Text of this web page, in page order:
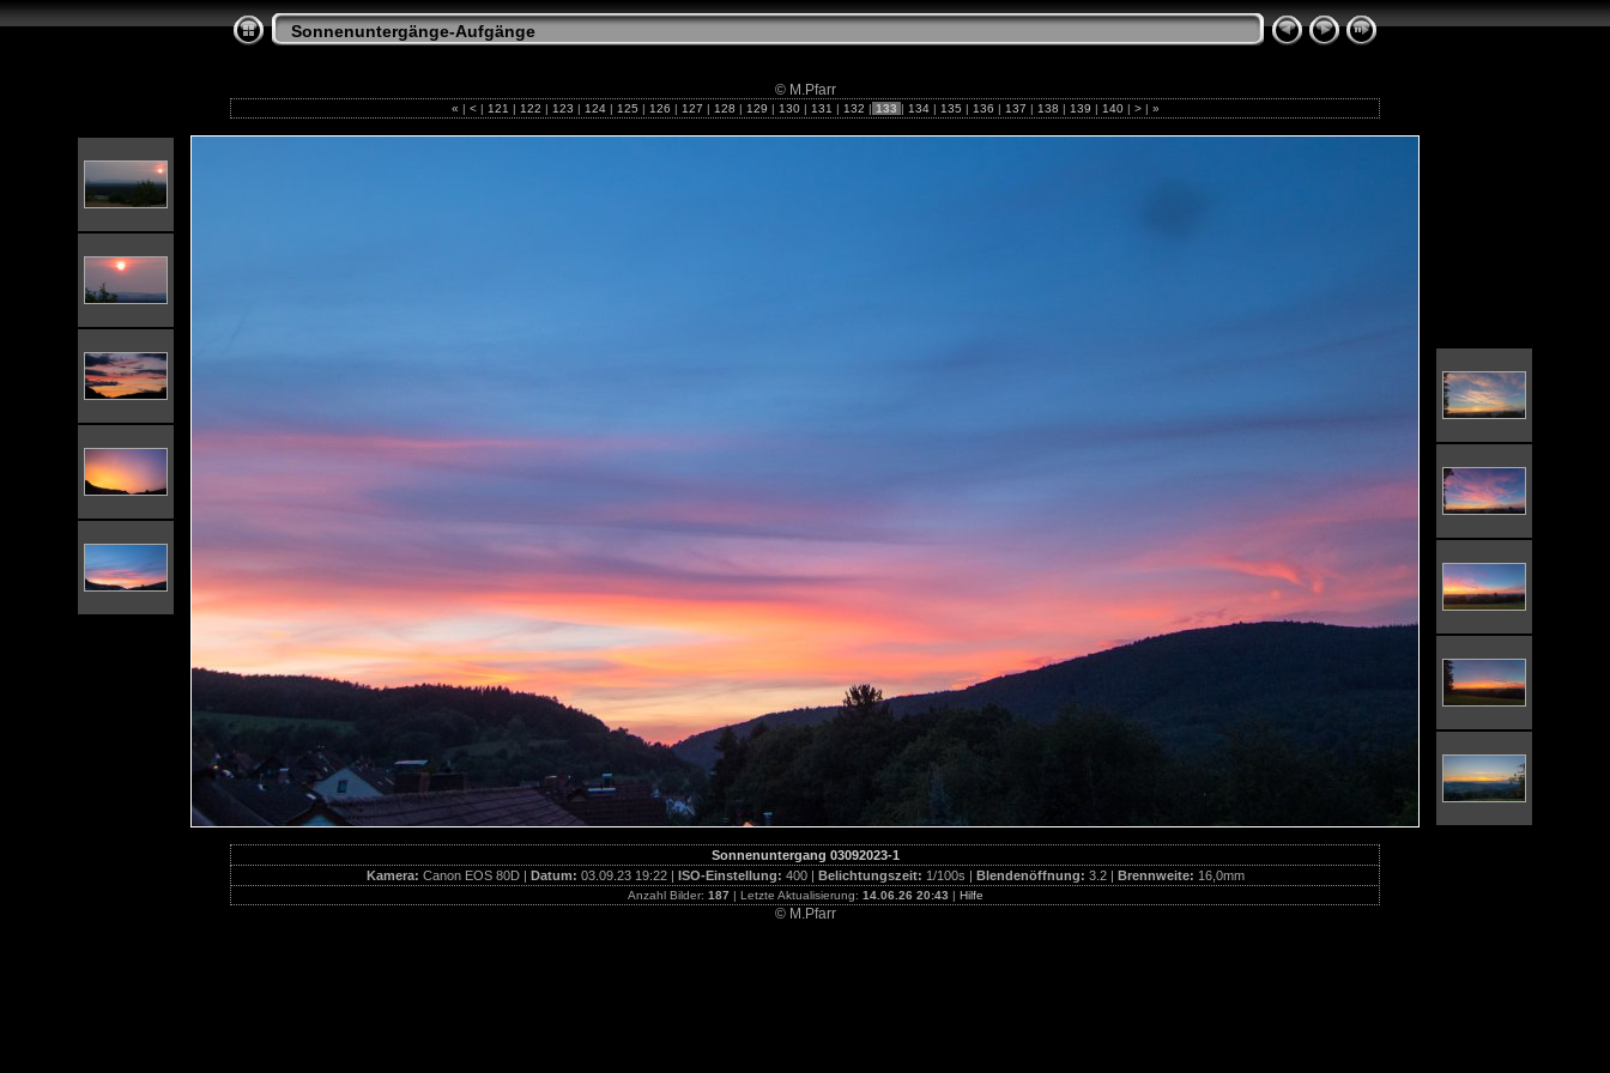
Sonnenuntergänge-Aufgänge
© M.Pfarr
« | < | 121 | 122 | 123 | 124 | 125 | 126 | 127 | 128 | 129 | 130 | 131 | 132 | 133 | 134 | 135 | 136 | 137 | 138 | 139 | 140 | > | »
Sonnenuntergang 03092023-1
Kamera: Canon EOS 80D | Datum: 03.09.23 19:22 | ISO-Einstellung: 400 | Belichtungszeit: 1/100s | Blendenöffnung: 3.2 | Brennweite: 16,0mm
Anzahl Bilder: 187 | Letzte Aktualisierung: 14.06.26 20:43 | Hilfe
© M.Pfarr